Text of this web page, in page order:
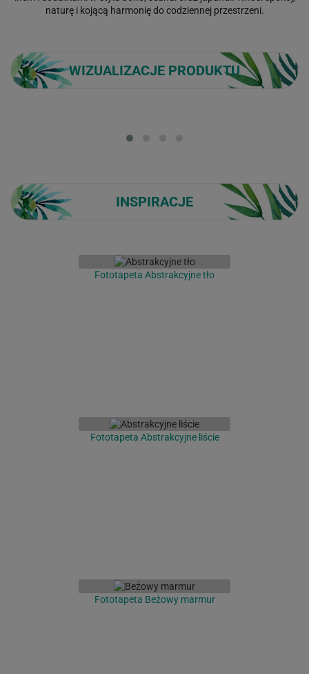
naturę i kojącą harmonię do codziennej przestrzeni.
WIZUALIZACJE PRODUKTU
INSPIRACJE
Fototapeta Abstrakcyjne tło
Fototapeta Abstrakcyjne liście
Fototapeta Beżowy marmur